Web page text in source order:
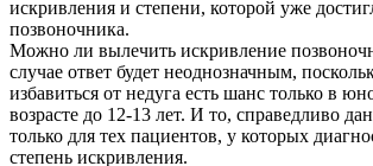
искривления и степени, которой уже
позвоночника.
Можно ли вылечить искривление
случае ответ будет неоднозначным,
избавиться от недуга есть шанс только в
возрасте до 12-13 лет. И то, справедливо
только для тех пациентов, у которых
степень искривления.